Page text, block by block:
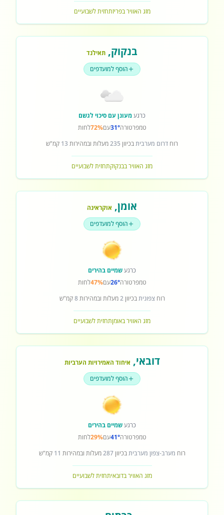
מזג האוויר בפריזתחזית לשבועיים
בנקוק, תאילנד
הוסף למועדפים
כרגעמעונן עם סיכוי לגשם
טמפרטורה31°עם72%לחות
רוח דרום מערביתבכיוון 235מעלות ובמהירות 13 קמ"ש
מזג האוויר בבנקוקתחזית לשבועיים
אומן, אוקראינה
הוסף למועדפים
כרגעשמיים בהירים
טמפרטורה26°עם47%לחות
רוחצפוניתבכיוון2מעלות ובמהירות8קמ"ש
מזג האוויר באומןתחזית לשבועיים
דובאי, איחוד האמירויות הערביות
הוסף למועדפים
כרגעשמיים בהירים
טמפרטורה41°עם29%לחות
רוח מערב-צפון מערביתבכיוון287מעלות ובמהירות 11 קמ"ש
מזג האוויר בדובאיתחזית לשבועיים